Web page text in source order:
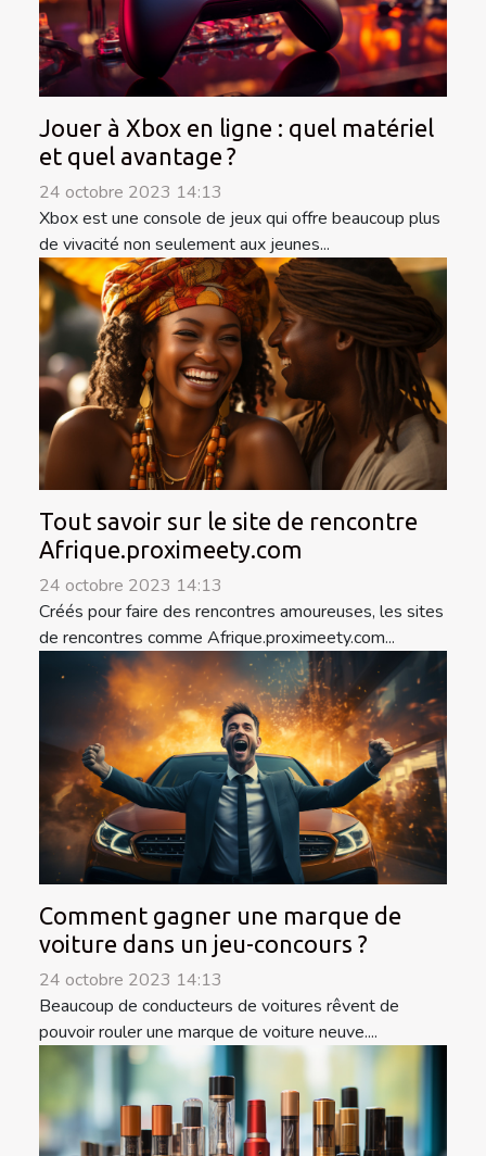
Jouer à Xbox en ligne : quel matériel
et quel avantage ?
24 octobre 2023 14:13
Xbox est une console de jeux qui offre beaucoup plus
de vivacité non seulement aux jeunes...
Tout savoir sur le site de rencontre
Afrique.proximeety.com
24 octobre 2023 14:13
Créés pour faire des rencontres amoureuses, les sites
de rencontres comme Afrique.proximeety.com...
Comment gagner une marque de
voiture dans un jeu-concours ?
24 octobre 2023 14:13
Beaucoup de conducteurs de voitures rêvent de
pouvoir rouler une marque de voiture neuve....